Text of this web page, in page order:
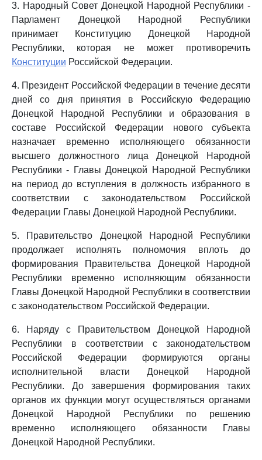
3. Народный Совет Донецкой Народной Республики -
Парламент Донецкой Народной Республики
принимает Конституцию Донецкой Народной
Республики, которая не может противоречить
Конституции Российской Федерации.
4. Президент Российской Федерации в течение десяти
дней со дня принятия в Российскую Федерацию
Донецкой Народной Республики и образования в
составе Российской Федерации нового субъекта
назначает временно исполняющего обязанности
высшего должностного лица Донецкой Народной
Республики - Главы Донецкой Народной Республики
на период до вступления в должность избранного в
соответствии с законодательством Российской
Федерации Главы Донецкой Народной Республики.
5. Правительство Донецкой Народной Республики
продолжает исполнять полномочия вплоть до
формирования Правительства Донецкой Народной
Республики временно исполняющим обязанности
Главы Донецкой Народной Республики в соответствии
с законодательством Российской Федерации.
6. Наряду с Правительством Донецкой Народной
Республики в соответствии с законодательством
Российской Федерации формируются органы
исполнительной власти Донецкой Народной
Республики. До завершения формирования таких
органов их функции могут осуществляться органами
Донецкой Народной Республики по решению
временно исполняющего обязанности Главы
Донецкой Народной Республики.